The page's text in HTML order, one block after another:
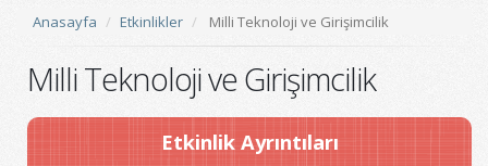
Anasayfa Etkinlikler Milli Teknoloji ve Girişimcilik
Milli Teknoloji ve Girişimcilik
Etkinlik Ayrıntıları